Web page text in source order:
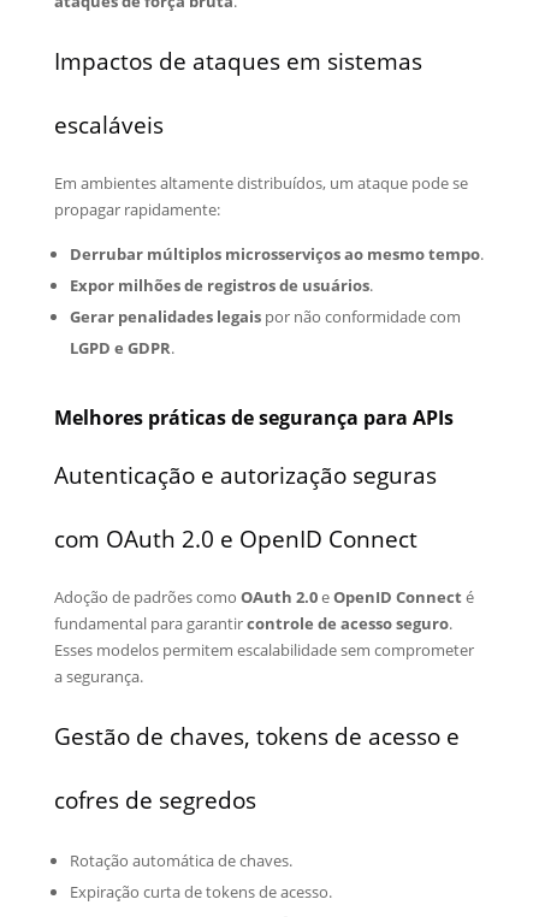
Impactos de ataques em sistemas
escaláveis
Em ambientes altamente distribuídos, um ataque pode se
propagar rapidamente:
Derrubar múltiplos microsserviços ao mesmo tempo.
Expor milhões de registros de usuários.
Gerar penalidades legaispor não conformidade com
LGPD e GDPR.
Melhores práticas de segurança para APIs
Autenticação e autorização seguras
com OAuth 2.0 e OpenID Connect
Adoção de padrões como OAuth 2.0eOpenID Connecté
fundamental para garantircontrole de acesso seguro.
Esses modelos permitem escalabilidade sem comprometer
a segurança.
Gestão de chaves, tokens de acesso e
cofres de segredos
Rotação automática de chaves.
Expiração curta de tokens de acesso.